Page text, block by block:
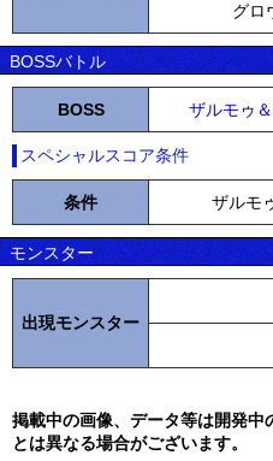
グロ
BOSSバトル
BOSS ザルモゥ
スペシャルスコア条件
条件 ザルモ
モンスター
出現モンスター
掲載中の画像、データ等は開発
とは異なる場合がございます。